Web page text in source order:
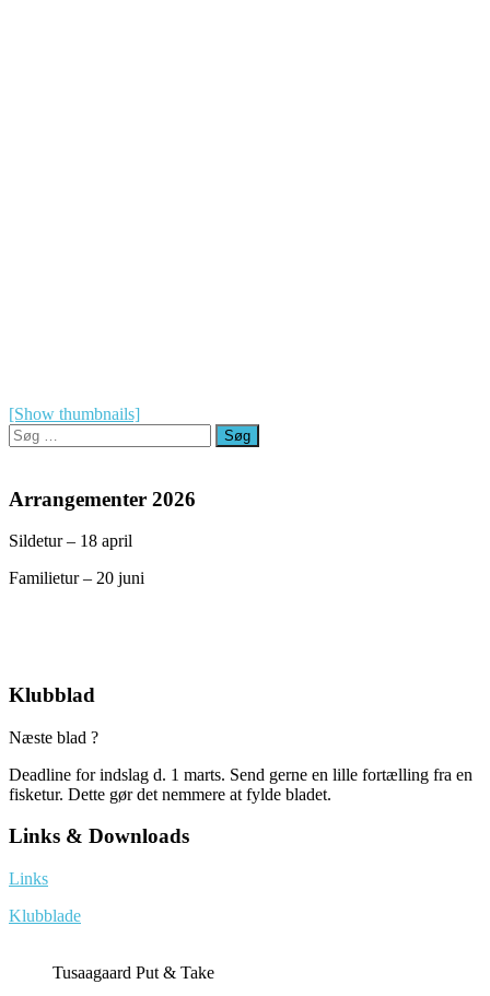
[Show thumbnails]
Søg
efter:
Arrangementer 2026
Sildetur – 18 april
Familietur – 20 juni
Klubblad
Næste blad ?
Deadline for indslag d. 1 marts. Send gerne en lille fortælling fra en
fisketur. Dette gør det nemmere at fylde bladet.
Links & Downloads
Links
Klubblade
Tusaagaard Put & Take